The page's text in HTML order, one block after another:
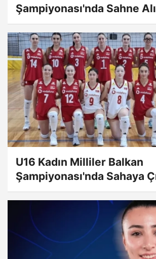
Şampiyonası'nda Sahne
U16 Kadın Milliler Balkan
Şampiyonası'nda Sahaya